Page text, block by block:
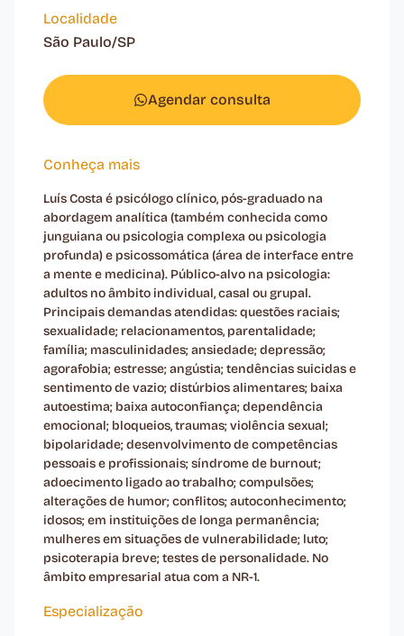
Localidade
São Paulo/SP
Agendar consulta
Conheça mais
Luís Costa é psicólogo clínico, pós-graduado na
abordagem analítica (também conhecida como
junguiana ou psicologia complexa ou psicologia
profunda) e psicossomática (área de interface entre
a mente e medicina). Público-alvo na psicologia:
adultos no âmbito individual, casal ou grupal.
Principais demandas atendidas: questões raciais;
sexualidade; relacionamentos, parentalidade;
família; masculinidades; ansiedade; depressão;
agorafobia; estresse; angústia; tendências suicidas e
sentimento de vazio; distúrbios alimentares; baixa
autoestima; baixa autoconfiança; dependência
emocional; bloqueios, traumas; violência sexual;
bipolaridade; desenvolvimento de competências
pessoais e profissionais; síndrome de burnout;
adoecimento ligado ao trabalho; compulsões;
alterações de humor; conflitos; autoconhecimento;
idosos; em instituições de longa permanência;
mulheres em situações de vulnerabilidade; luto;
psicoterapia breve; testes de personalidade. No
âmbito empresarial atua com a NR-1.
Especialização